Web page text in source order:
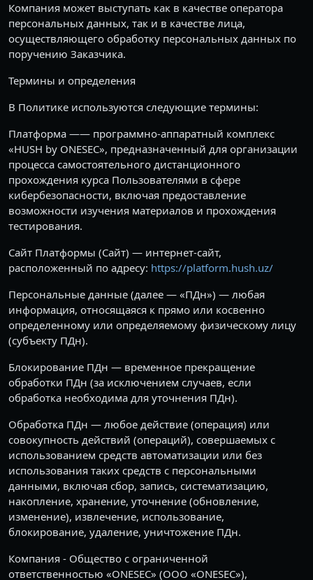
Компания может выступать как в качестве оператора
персональных данных, так и в качестве лица,
осуществляющего обработку персональных данных по
поручению Заказчика.
Термины и определения
В Политике используются следующие термины:
Платформа —— программно-аппаратный комплекс
«HUSH by ONESEC», предназначенный для организации
процесса самостоятельного дистанционного
прохождения курса Пользователями в сфере
кибербезопасности, включая предоставление
возможности изучения материалов и прохождения
тестирования.
Сайт Платформы (Сайт) — интернет-сайт,
расположенный по адресу: https://platform.hush.uz/
Персональные данные (далее — «ПДн») — любая
информация, относящаяся к прямо или косвенно
определенному или определяемому физическому лицу
(субъекту ПДн).
Блокирование ПДн — временное прекращение
обработки ПДн (за исключением случаев, если
обработка необходима для уточнения ПДн).
Обработка ПДн — любое действие (операция) или
совокупность действий (операций), совершаемых с
использованием средств автоматизации или без
использования таких средств с персональными
данными, включая сбор, запись, систематизацию,
накопление, хранение, уточнение (обновление,
изменение), извлечение, использование,
блокирование, удаление, уничтожение ПДн.
Компания - Общество с ограниченной
ответственностью «ONESEC» (ООО «ONESEC»),